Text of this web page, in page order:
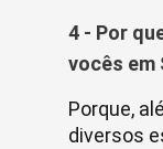
4 - Por
vocês em
Porque,
diversos